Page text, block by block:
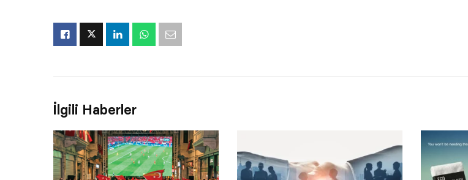
İlgili Haberler